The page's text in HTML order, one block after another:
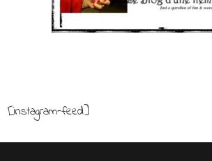
[instagram-feed]